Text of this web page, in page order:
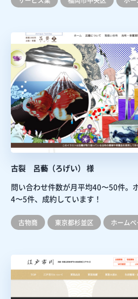
古裂 呂藝（ろげい） 様
問い合わせ件数が月平均40〜50件。
4〜5件、成約しています！
古物商 東京都杉並区 ホーム